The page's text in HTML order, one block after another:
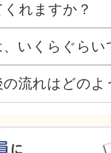
れますか？
いくらぐらい